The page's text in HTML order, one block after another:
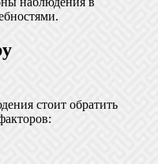
стоит обратить